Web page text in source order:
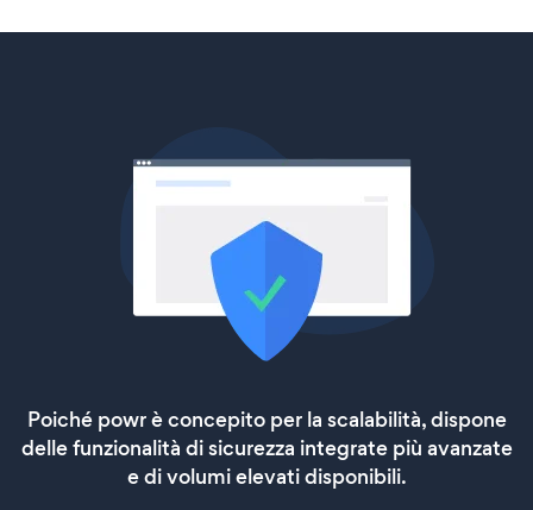
Poiché powr è concepito per la scalabilità, dispone
delle funzionalità di sicurezza integrate più avanzate
e di volumi elevati disponibili.